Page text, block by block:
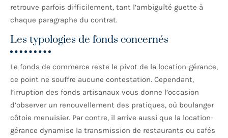
retrouve parfois difficilement, tant l’ambiguïté guette à
chaque paragraphe du contrat.
Les typologies de fonds concernés
Le fonds de commerce reste le pivot de la location-gérance,
ce point ne souffre aucune contestation. Cependant,
l’irruption des fonds artisanaux vous donne l’occasion
d’observer un renouvellement des pratiques, où boulanger
côtoie menuisier. Par contre, il arrive aussi que la location-
gérance dynamise la transmission de restaurants ou cafés